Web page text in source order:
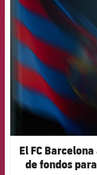
El FC
de fondos